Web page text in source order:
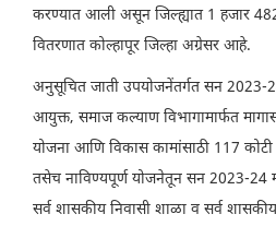
करण्यात आली असून जिल्ह्यात 1 हजार
वितरणात कोल्हापूर जिल्हा अग्रेसर आहे.
अनुसूचित जाती उपयोजनेंतर्गत सन 2023-
आयुक्त, समाज कल्याण विभागामार्फत
योजना आणि विकास कामांसाठी 117
तसेच नाविण्यपूर्ण योजनेतून सन 2023-24
सर्व शासकीय निवासी शाळा व सर्व शासकीय